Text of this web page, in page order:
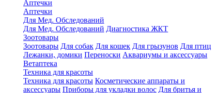
Аптечки
Аптечки
Для Мед. Обследований
Для Мед. Обследований Диагностика ЖКТ
Зоотовары
Зоотовары Для собак Для кошек Для грызунов Для птиц
Лежанки, домики Переноски Аквариумы и аксессуары
Ветаптека
Техника для красоты
Техника для красоты Косметические аппараты и
аксессуары Приборы для укладки волос Для бритья и